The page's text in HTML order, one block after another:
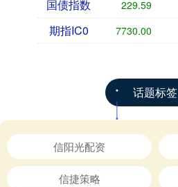
国债指数 229.59
期指IC0 7730.00
话题标签
信阳光配资
信捷策略